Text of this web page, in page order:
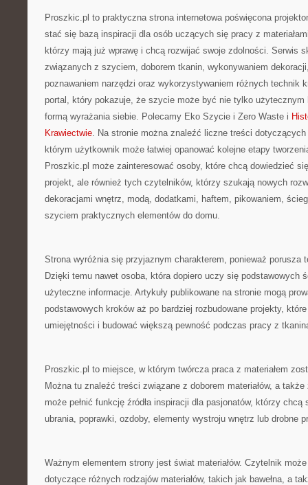
Proszkic.pl to praktyczna strona internetowa poświęcona
stać się bazą inspiracji dla osób uczących się pracy z
którzy mają już wprawę i chcą rozwijać swoje zdolności. Serwis
związanych z szyciem, doborem tkanin, wykonywaniem
poznawaniem narzędzi oraz wykorzystywaniem różnych technik
portal, który pokazuje, że szycie może być nie tylko użytecznym
formą wyrażania siebie. Polecamy Eko Szycie i Zero Waste i
Krawiectwie. Na stronie można znaleźć liczne treści
którym użytkownik może łatwiej opanować kolejne etapy
Proszkic.pl może zainteresować osoby, które chcą dowiedzieć
projekt, ale również tych czytelników, którzy szukają nowych
dekoracjami wnętrz, modą, dodatkami, haftem, pikowaniem,
szyciem praktycznych elementów do domu.
Strona wyróżnia się przyjaznym charakterem, ponieważ porusza
Dzięki temu nawet osoba, która dopiero uczy się podstawowych
użyteczne informacje. Artykuły publikowane na stronie mogą
podstawowych kroków aż po bardziej rozbudowane projekty,
umiejętności i budować większą pewność podczas pracy z
Proszkic.pl to miejsce, w którym twórcza praca z materiałem
Można tu znaleźć treści związane z doborem materiałów, a także
może pełnić funkcję źródła inspiracji dla pasjonatów, którzy
ubrania, poprawki, ozdoby, elementy wystroju wnętrz lub drobne
Ważnym elementem strony jest świat materiałów. Czytelnik
dotyczące różnych rodzajów materiałów, takich jak bawełna, a